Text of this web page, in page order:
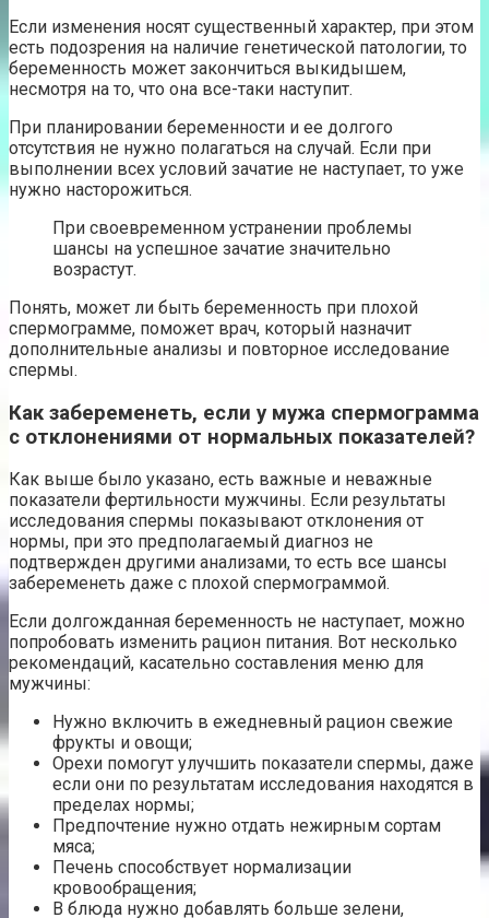
Если изменения носят существенный характер, при этом
есть подозрения на наличие генетической патологии, то
беременность может закончиться выкидышем,
несмотря на то, что она все-таки наступит.
При планировании беременности и ее долгого
отсутствия не нужно полагаться на случай. Если при
выполнении всех условий зачатие не наступает, то уже
нужно насторожиться.
При своевременном устранении проблемы
шансы на успешное зачатие значительно
возрастут.
Понять, может ли быть беременность при плохой
спермограмме, поможет врач, который назначит
дополнительные анализы и повторное исследование
спермы.
Как забеременеть, если у мужа спермограмма
с отклонениями от нормальных показателей?
Как выше было указано, есть важные и неважные
показатели фертильности мужчины. Если результаты
исследования спермы показывают отклонения от
нормы, при это предполагаемый диагноз не
подтвержден другими анализами, то есть все шансы
забеременеть даже с плохой спермограммой.
Если долгожданная беременность не наступает, можно
попробовать изменить рацион питания. Вот несколько
рекомендаций, касательно составления меню для
мужчины:
Нужно включить в ежедневный рацион свежие
фрукты и овощи;
Орехи помогут улучшить показатели спермы, даже
если они по результатам исследования находятся в
пределах нормы;
Предпочтение нужно отдать нежирным сортам
мяса;
Печень способствует нормализации
кровообращения;
В блюда нужно добавлять больше зелени,